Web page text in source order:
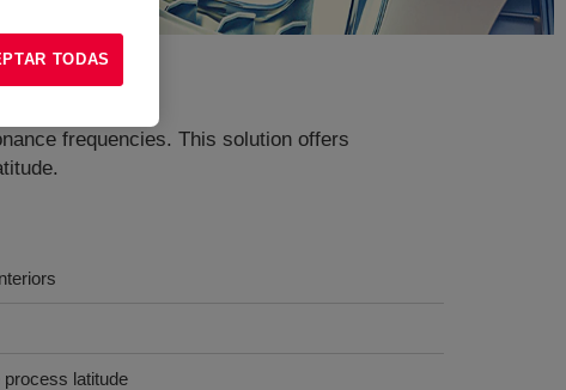
frequencies. This solution offers
latitude
TODAS